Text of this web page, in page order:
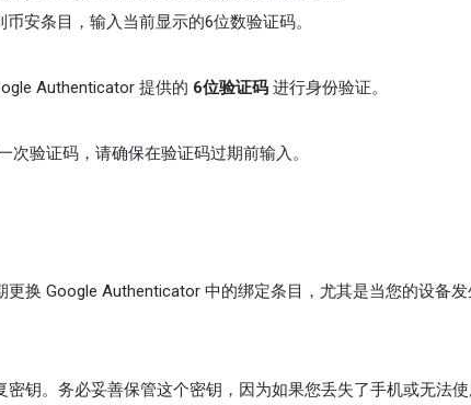
安条目，输入当前显示的6位数验证码。
Authenticator 提供的 6位验证码 进行身份验证。
验证码，请确保在验证码过期前输入。
换 Google Authenticator 中的绑定条目，尤其是当您的设备
钥。务必妥善保管这个密钥，因为如果您丢失了手机或无法使